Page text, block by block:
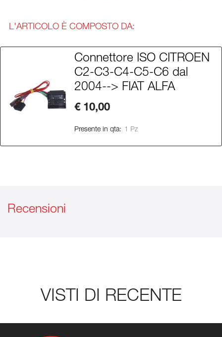
L'ARTICOLO È COMPOSTO DA:
Connettore ISO CITROEN
C2-C3-C4-C5-C6 dal
2004--> FIAT ALFA
€ 10,00
Presente in qta: 1 Pz
Recensioni
VISTI DI RECENTE